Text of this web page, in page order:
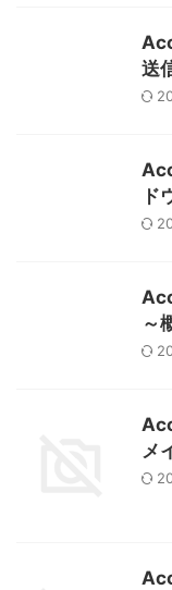
送
ド
～
メ